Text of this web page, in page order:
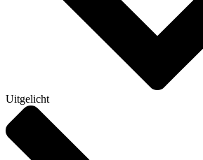
Uitgelicht